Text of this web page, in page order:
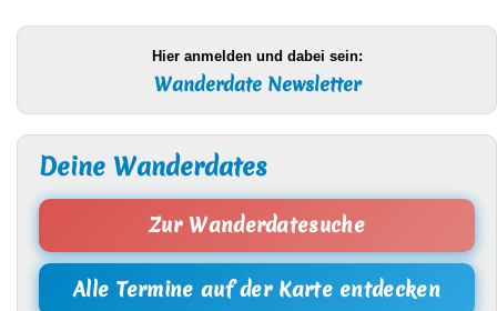
Hier anmelden und dabei sein:
Wanderdate Newsletter
Deine Wanderdates
Zur Wanderdatesuche
Alle Termine auf der Karte entdecken